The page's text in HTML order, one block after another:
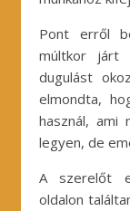
Pont erről
múltkor járt
dugulást
elmondta,
használ, ami
legyen, de
A szerelőt
oldalon